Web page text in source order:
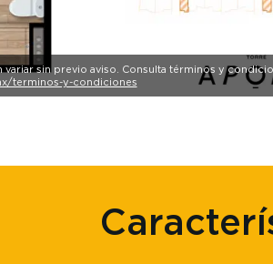
variar sin previo aviso. Consulta términos y
terminos-y-condiciones